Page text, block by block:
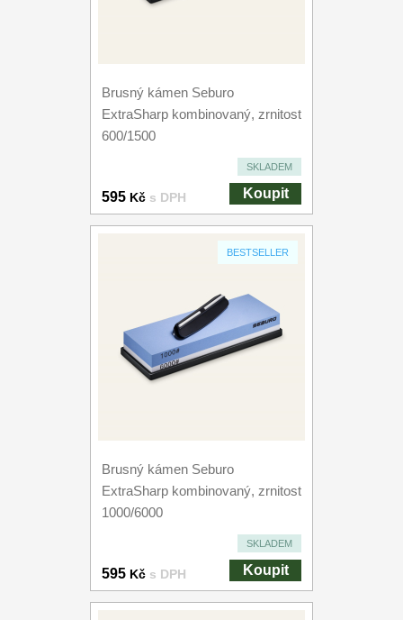
Brusný kámen Seburo
ExtraSharp kombinovaný, zrnitost
600/1500
SKLADEM
595 Kč s DPH Koupit
BESTSELLER
Brusný kámen Seburo
ExtraSharp kombinovaný, zrnitost
1000/6000
SKLADEM
595 Kč s DPH Koupit